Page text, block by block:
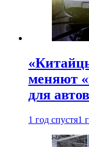
меняют
для
1 год спустя1